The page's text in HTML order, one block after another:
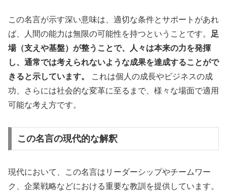
この名言が示す深い意味は、適切な条件とサポートがあれ
ば、人間の能力は無限の可能性を持つということです。 足
場（支えや基盤）が整うことで、人々は本来の力を発揮
し、通常では考えられないような成果を達成することがで
きると示しています。
これは個人の成長やビジネスの成
功、さらには社会的な変革に至るまで、様々な場面で適用
可能な考え方です。
この名言の現代的な解釈
現代において、この名言はリーダーシップやチームワー
ク、企業戦略などにおける重要な教訓を提供しています。